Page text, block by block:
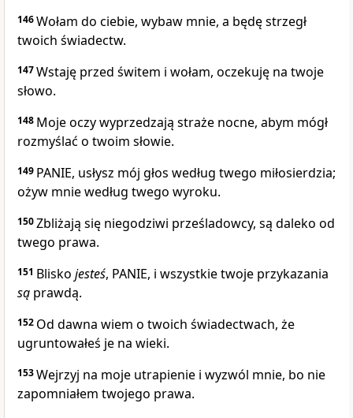
146Wołam do ciebie, wybaw mnie, a będę strzegł
twoich świadectw.
147Wstaję przed świtem i wołam, oczekuję na twoje
słowo.
148 Moje oczy wyprzedzają straże nocne, abym mógł
rozmyślać o twoim słowie.
149 PANIE, usłysz mój głos według twego miłosierdzia;
ożyw mnie według twego wyroku.
150Zbliżają się niegodziwi prześladowcy, są daleko od
twego prawa.
151 Blisko jesteś, PANIE, i wszystkie twoje przykazania
są prawdą.
152 Od dawna wiem o twoich świadectwach, że
ugruntowałeś je na wieki.
153Wejrzyj na moje utrapienie i wyzwól mnie, bo nie
zapomniałem twojego prawa.